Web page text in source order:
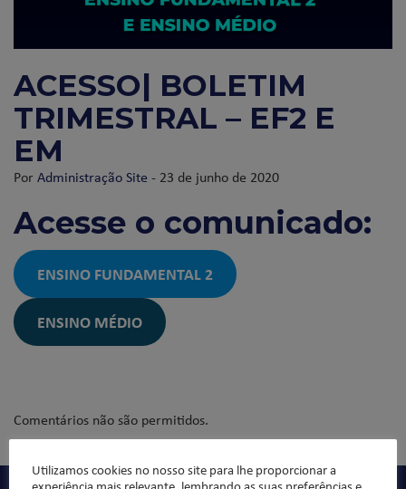
ACESSO| BOLETIM
TRIMESTRAL – EF2 E
EM
PorAdministração Site - 23 de junho de 2020
Acesse o comunicado:
ENSINO FUNDAMENTAL 2
ENSINO MÉDIO
Comentários não são permitidos.
Utilizamos cookies no nosso site para lhe proporcionar a
experiência mais relevante, lembrando as suas preferências e